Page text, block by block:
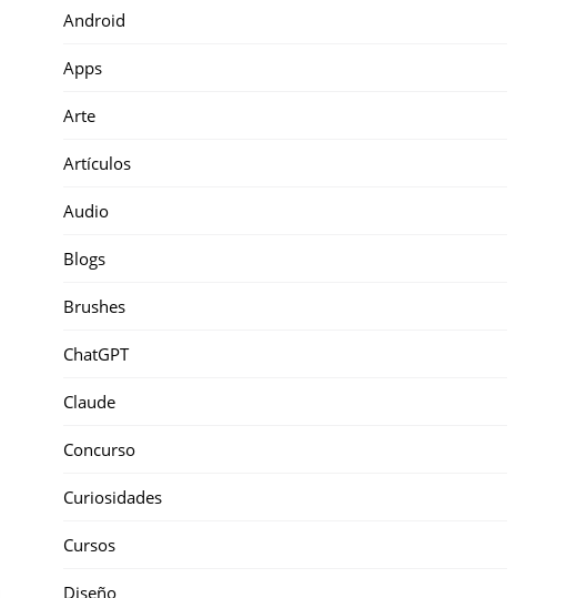
Android
Apps
Arte
Artículos
Audio
Blogs
Brushes
ChatGPT
Claude
Concurso
Curiosidades
Cursos
Diseño